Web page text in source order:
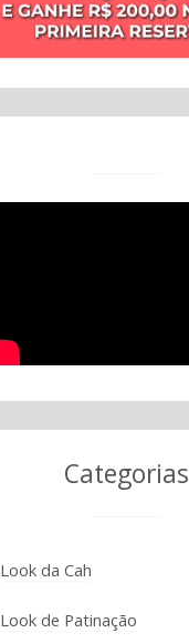
Categorias
Look da Cah
Look de Patinação